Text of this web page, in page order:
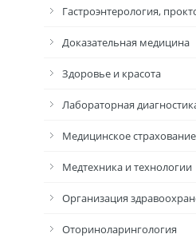
Гастроэнтерология,
Доказательная медицина
Здоровье и красота
Лабораторная
Медицинское страхование
Медтехника и технологии
Организация
Оториноларингология